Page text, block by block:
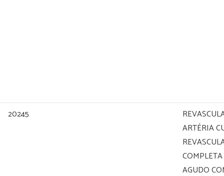
20245
ARTÉRIA
AGUDO